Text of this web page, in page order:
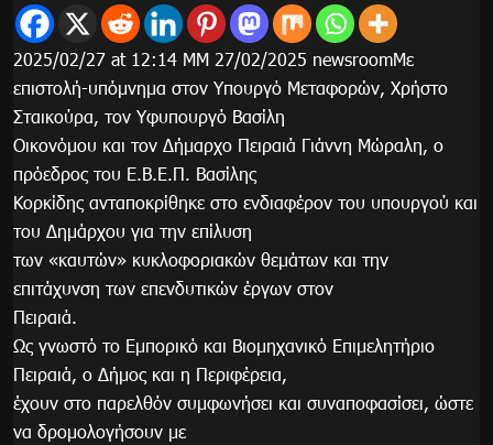
2025/02/27 at 12:14 ΜΜ 27/02/2025 newsroomΜε
επιστολή-υπόμνημα στον Υπουργό Μεταφορών, Χρήστο
Σταικούρα, τον Υφυπουργό Βασίλη
Οικονόμου και τον Δήμαρχο Πειραιά Γιάννη Μώραλη, ο
πρόεδρος του Ε.Β.Ε.Π. Βασίλης
Κορκίδης ανταποκρίθηκε στο ενδιαφέρον του υπουργού και
του Δημάρχου για την επίλυση
των «καυτών» κυκλοφοριακών θεμάτων και την
επιτάχυνση των επενδυτικών έργων στον
Πειραιά.
Ως γνωστό το Εμπορικό και Βιομηχανικό Επιμελητήριο
Πειραιά, ο Δήμος και η Περιφέρεια,
έχουν στο παρελθόν συμφωνήσει και συναποφασίσει, ώστε
να δρομολογήσουν με